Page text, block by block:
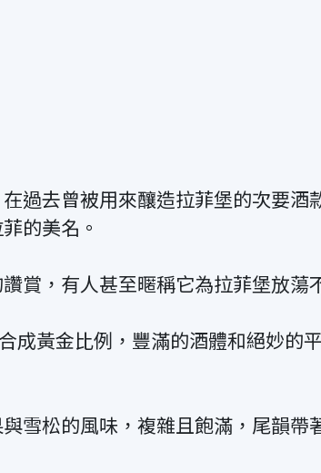
過去曾被用來釀造拉菲堡的次要
的美名。
賞，有人甚至暱稱它為拉菲堡放蕩
成黃金比例，豐滿的酒體和絕妙的
雪松的風味，複雜且飽滿，尾韻帶